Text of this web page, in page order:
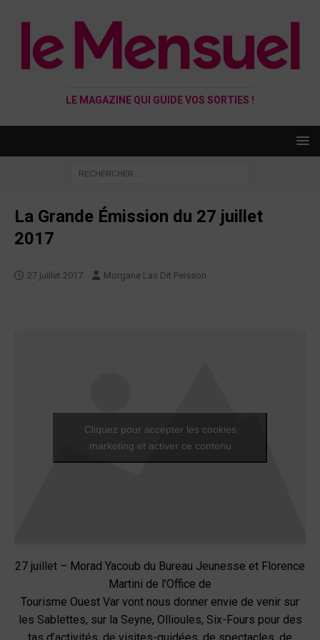
LE MAGAZINE QUI GUIDE VOS SORTIES !
La Grande Émission du 27 juillet
2017
27 juillet 2017 Morgane Las Dit Peisson
Cliquez pour accepter les cookies
marketing et activer ce contenu
27 juillet – Morad Yacoub du Bureau Jeunesse et Florence
Martini de l’Office de
Tourisme Ouest Var vont nous donner envie de venir sur
les Sablettes, sur la Seyne, Ollioules, Six-Fours pour des